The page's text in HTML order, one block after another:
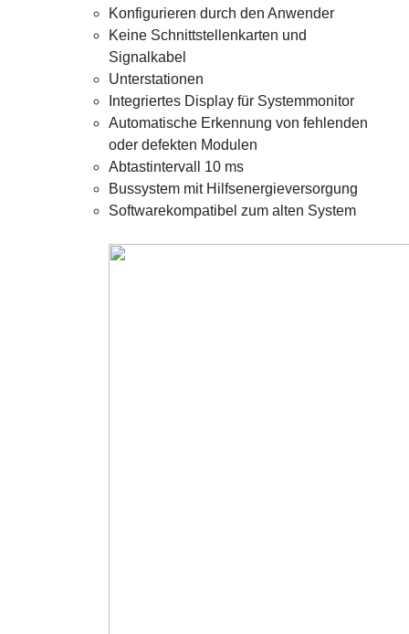
Konfigurieren durch den Anwender
Keine Schnittstellenkarten und
Signalkabel
Unterstationen
Integriertes Display für Systemmonitor
Automatische Erkennung von fehlenden
oder defekten Modulen
Abtastintervall 10 ms
Bussystem mit Hilfsenergieversorgung
Softwarekompatibel zum alten System